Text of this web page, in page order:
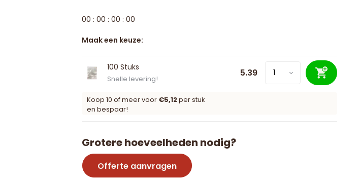
00 : 00 : 00 : 00
Maak een keuze:
100 Stuks
Snelle levering! 5.39
Koop 10 of meer voor €5,12per stuk
en bespaar!
Grotere hoeveelheden nodig?
Offerte aanvragen